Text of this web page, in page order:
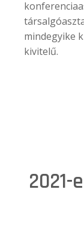
mindegyike
kivitelű.